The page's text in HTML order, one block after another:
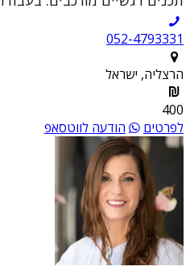
052-4793331
הרצליה, ישראל
400
לפרטים
הודעה לווטסאפ